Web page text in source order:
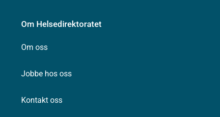
Om Helsedirektoratet
Om oss
Jobbe hos oss
Kontakt oss